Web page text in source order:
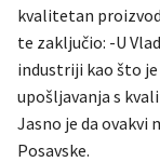
kvalitetan
te zaključio: -U
industriji kao što je
upošljavanja s
Jasno je da
Posavske.